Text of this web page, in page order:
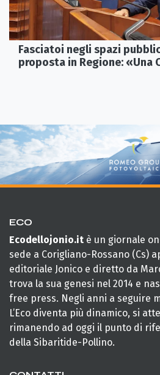
Fasciatoi negli spazi
proposta in Regione: «Una
ECO
Ecodellojonio.it è un giornale
sede a Corigliano-Rossano (Cs)
editoriale Jonico e diretto da
trova la sua genesi nel 2014 e
free press. Negli anni a seguire
L’Eco diventa più dinamico, si
rimanendo ad oggi il punto di
della Sibaritide-Pollino.